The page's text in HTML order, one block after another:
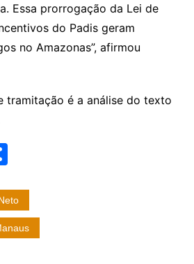
Essa prorrogação da Lei de
do Padis geram
no Amazonas”, afirmou
tramitação é a análise do texto
S
ar
e